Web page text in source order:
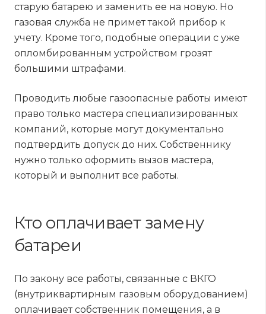
старую батарею и заменить ее на новую. Но
газовая служба не примет такой прибор к
учету. Кроме того, подобные операции с уже
опломбированным устройством грозят
большими штрафами.
Проводить любые газоопасные работы имеют
право только мастера специализированных
компаний, которые могут документально
подтвердить допуск до них. Собственнику
нужно только оформить вызов мастера,
который и выполнит все работы.
Кто оплачивает замену
батареи
По закону все работы, связанные с ВКГО
(внутриквартирным газовым оборудованием)
оплачивает собственник помещения, а в